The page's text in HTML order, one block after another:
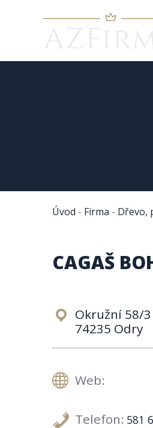
Úvod - Firma - Dřevo,
CAGAŠ
Okružní 58/3
74235 Odry
Web:
Telefon: 581